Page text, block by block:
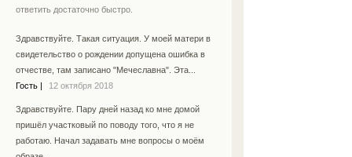
ответить достаточно быстро.
Здравствуйте. Такая ситуация. У моей матери в
свидетельство о рождении допущена ошибка в
отчестве, там записано "Мечеславна". Эта...
Гость
12 октября 2018
Здравствуйте. Пару дней назад ко мне домой
пришёл участковый по поводу того, что я не
работаю. Начал задавать мне вопросы о моём